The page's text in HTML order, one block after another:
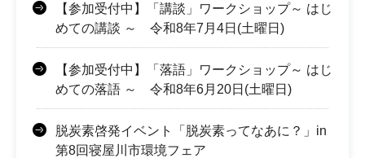
【参加受付中】「講談」ワークショップ～ はじ
めての講談 ～ 令和8年7月4日(土曜日)
【参加受付中】「落語」ワークショップ～ はじ
めての落語 ～ 令和8年6月20日(土曜日)
脱炭素啓発イベント「脱炭素ってなあに？」in
第8回寝屋川市環境フェア